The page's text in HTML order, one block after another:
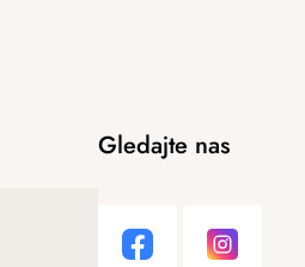
Gledajte nas